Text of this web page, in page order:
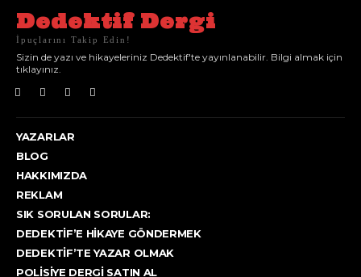
Dedektif Dergi
İpuçlarını Takip Edin!
Sizin de yazı ve hikayeleriniz Dedektif'te yayınlanabilir. Bilgi almak için
tıklayınız.
YAZARLAR
BLOG
HAKKIMIZDA
REKLAM
SIK SORULAN SORULAR:
DEDEKTIF’E HIKAYE GÖNDERMEK
DEDEKTIF’TE YAZAR OLMAK
POLISIYE DERGI SATIN AL